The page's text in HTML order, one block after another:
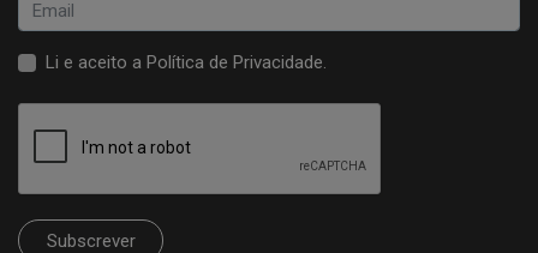
Li e aceito a Política de Privacidade.
Subscrever